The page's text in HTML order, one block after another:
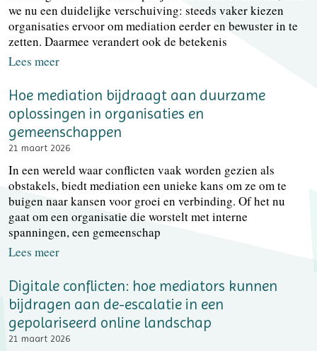
we nu een duidelijke verschuiving: steeds vaker kiezen
organisaties ervoor om mediation eerder en bewuster in te
zetten. Daarmee verandert ook de betekenis
Lees meer
Hoe mediation bijdraagt aan duurzame
oplossingen in organisaties en
gemeenschappen
21 maart 2026
In een wereld waar conflicten vaak worden gezien als
obstakels, biedt mediation een unieke kans om ze om te
buigen naar kansen voor groei en verbinding. Of het nu
gaat om een organisatie die worstelt met interne
spanningen, een gemeenschap
Lees meer
Digitale conflicten: hoe mediators kunnen
bijdragen aan de-escalatie in een
gepolariseerd online landschap
21 maart 2026